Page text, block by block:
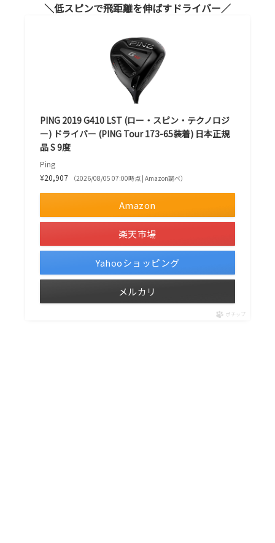
低スピンで飛距離を伸ばすドライバー
PING 2019 G410 LST (ロー・スピン・テクノロジ
ー) ドライバー (PING Tour 173-65装着) 日本正規
品 S 9度
Ping
¥20,907
（2026/08/05 07:00時点 | Amazon調べ）
Amazon
楽天市場
Yahooショッピング
メルカリ
ポチップ